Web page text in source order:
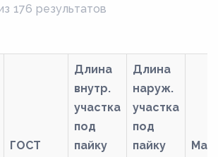
176 результатов
ГОСТ
Длина
внутр.
участка
под
пайку
Длина
наруж.
участка
под
пайку